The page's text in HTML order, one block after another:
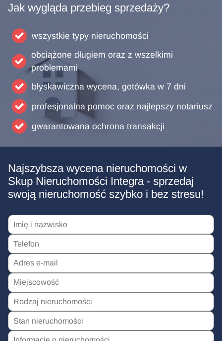
Jak wygląda przebieg sprzedaży?
wszystkie typy nieruchomości
obciążone długiem oraz z wszelkimi
problemami
błyskawiczna wycena, gotówka w 7 dni
profesjonalna pomoc oraz najlepszy notariusz
gwarantowana ochrona transakcji
Najszybsza wycena nieruchomości w
Skup Nieruchomości Integra - sprzedaj
swoją nieruchomość szybko i bez stresu!